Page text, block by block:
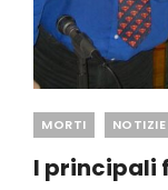
Categories
MORTI NOTIZIE
I principali